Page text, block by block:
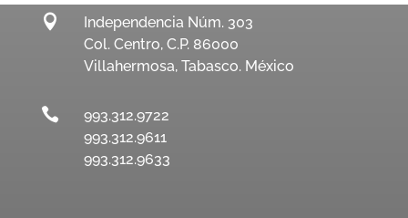

Independencia Núm. 303
Col. Centro, C.P. 86000
Villahermosa, Tabasco. México

993.312.9722
993.312.9611
993.312.9633